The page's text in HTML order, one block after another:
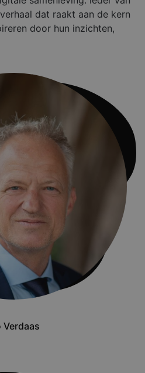
dat raakt aan de kern
door hun inzichten,
Verdaas